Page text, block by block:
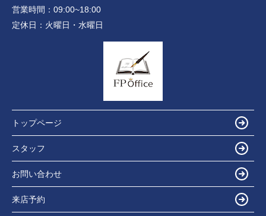
営業時間： 09:00~18:00
定休日： 火曜日・水曜日
トップページ
スタッフ
お問い合わせ
来店予約